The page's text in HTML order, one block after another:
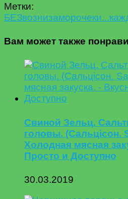
Метки:
БЕЗвознизаморочеки...
Вам может также
Свиной Зельц.
головы. (Сальцісон.
Холодная мясная
Просто и Доступно
30.03.2019